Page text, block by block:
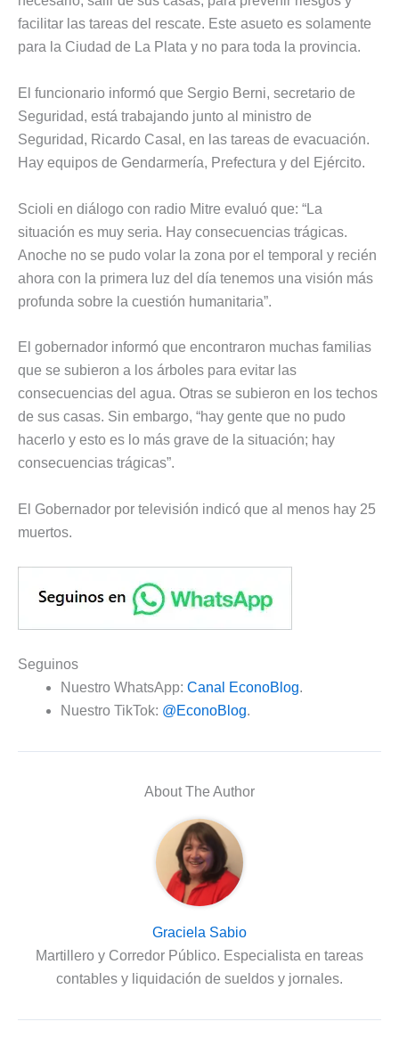
facilitar las tareas del rescate. Este asueto es solamente
para la Ciudad de La Plata y no para toda la provincia.
El funcionario informó que Sergio Berni, secretario de
Seguridad, está trabajando junto al ministro de
Seguridad, Ricardo Casal, en las tareas de evacuación.
Hay equipos de Gendarmería, Prefectura y del Ejército.
Scioli en diálogo con radio Mitre evaluó que: “La
situación es muy seria. Hay consecuencias trágicas.
Anoche no se pudo volar la zona por el temporal y recién
ahora con la primera luz del día tenemos una visión más
profunda sobre la cuestión humanitaria”.
El gobernador informó que encontraron muchas familias
que se subieron a los árboles para evitar las
consecuencias del agua. Otras se subieron en los techos
de sus casas. Sin embargo, “hay gente que no pudo
hacerlo y esto es lo más grave de la situación; hay
consecuencias trágicas”.
El Gobernador por televisión indicó que al menos hay 25
muertos.
Seguinos
Nuestro WhatsApp: Canal EconoBlog.
Nuestro TikTok: @EconoBlog.
About The Author
Graciela Sabio
Martillero y Corredor Público. Especialista en tareas
contables y liquidación de sueldos y jornales.